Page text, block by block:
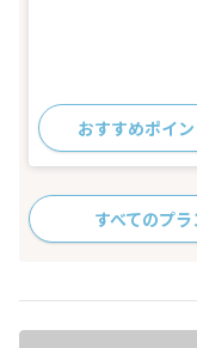
おすすめポイ
すべてのプ